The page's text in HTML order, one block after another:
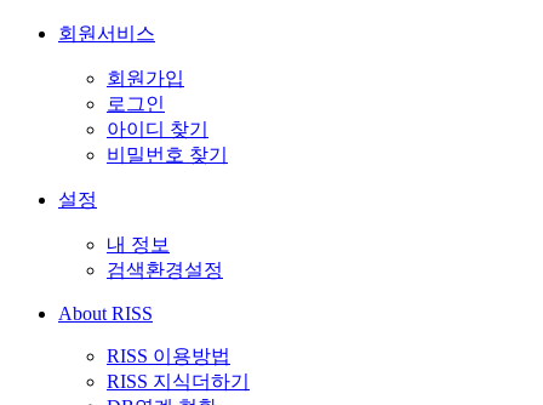
회원서비스
회원가입
로그인
아이디 찾기
비밀번호 찾기
설정
내 정보
검색환경설정
About RISS
RISS 이용방법
RISS 지식더하기